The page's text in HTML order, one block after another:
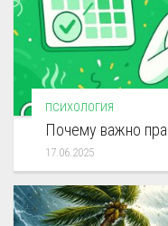
ПСИХОЛОГИЯ
Почему важно
17.06.2025